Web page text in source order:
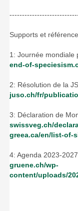
Supports et
1: Journée mondiale
end-of-
2: Résolution de la
juso.ch/fr/
3: Déclaration de
swissveg.ch/
greea.ca/en/list-of-
4: Agenda 2023-
gruene.ch/wp-
content/uploads/